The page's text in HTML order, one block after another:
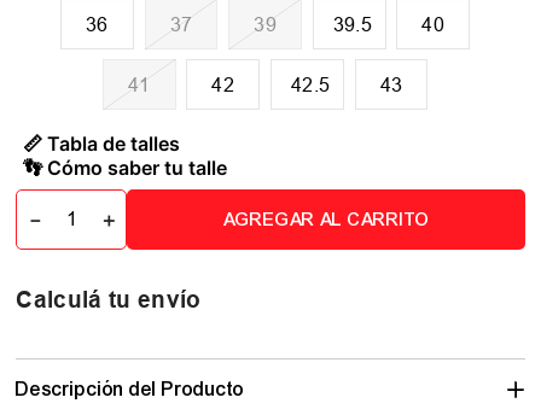
36 37 39 39.5 40
41 42 42.5 43
📏 Tabla de talles
👣 Cómo saber tu talle
＋
－ AGREGAR AL CARRITO
Calculá tu envío
Descripción del Producto